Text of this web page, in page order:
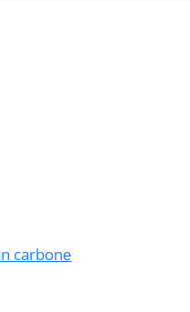
carbone